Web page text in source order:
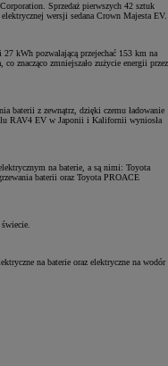
Sprzedaż pierwszych 42 sztuk
wersji sedana Crown Majesta EV.
kWh pozwalającą przejechać 153 km na
znacząco zmniejszało zużycie energii przez
baterii z zewnątrz, dzięki czemu ładowanie
RAV4 EV w Japonii i Kalifornii wyniosła
na baterie, a są nimi: Toyota
baterii oraz Toyota PROACE
na baterie oraz elektryczne na wodór